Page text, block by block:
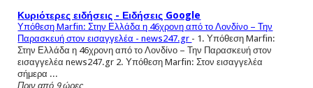
Κυριότερες ειδήσεις - Ειδήσεις Google
Υπόθεση Marfin: Στην Ελλάδα η 46χρονη από το Λονδίνο – Την
Παρασκευή στον εισαγγελέα - news247.gr - 1. Υπόθεση Marfin:
Στην Ελλάδα η 46χρονη από το Λονδίνο – Την Παρασκευή στον
εισαγγελέα news247.gr 2. Υπόθεση Marfin: Στον εισαγγελέα
σήμερα ...
Πριν από 9 ώρες